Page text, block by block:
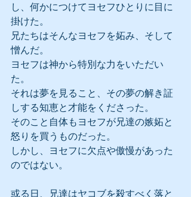
し、何かにつけてヨセフひとりに目に
掛けた。
兄たちはそんなヨセフを妬み、そして
憎んだ。
ヨセフは神から特別な力をいただい
た。
それは夢を見ること、その夢の解き証
しする知恵と才能をくださった。
そのこと自体もヨセフが兄達の嫉妬と
怒りを買うものだった。
しかし、ヨセフに欠点や傲慢があった
のではない。
或る日、兄達はヤコブを殺すべく落と